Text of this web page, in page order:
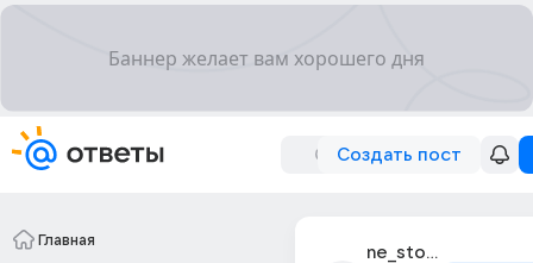
Создать пост
Главная
ne_stoite_blizko